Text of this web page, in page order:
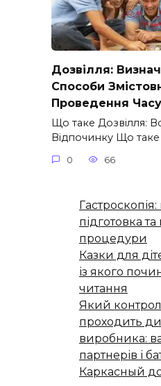
Дозвілля:
Способи
Проведення Часу
Що таке Дозвілля:
Відпочинку Що таке
0 66
підготовка
процедури
Казки для
із якого
читання
Який
проходить
виробника:
партнерів і
Каркасный